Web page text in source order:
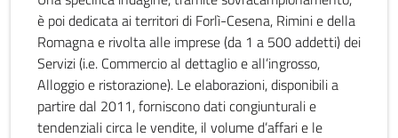
è poi dedicata ai territori di Forlì-Cesena, Rimini e della
Romagna e rivolta alle imprese (da 1 a 500 addetti) dei
Servizi (i.e. Commercio al dettaglio e all’ingrosso,
Alloggio e ristorazione). Le elaborazioni, disponibili a
partire dal 2011, forniscono dati congiunturali e
tendenziali circa le vendite, il volume d’affari e le